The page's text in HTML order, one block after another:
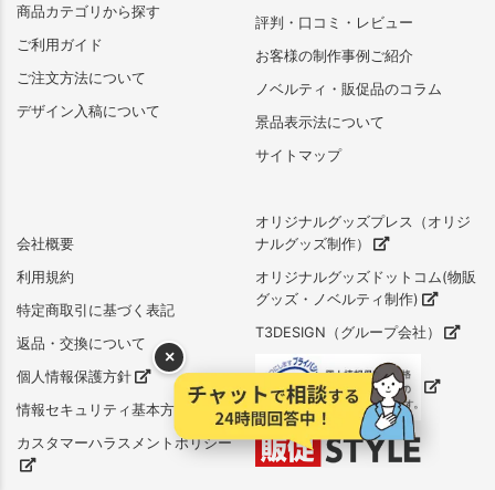
商品カテゴリから探す
ご利用ガイド
ご注文方法について
デザイン入稿について
会社概要
利用規約
特定商取引に基づく表記
返品・交換について
個人情報保護方針
情報セキュリティ基本方針
カスタマーハラスメントポリシー
評判・口コミ・レビュー
お客様の制作事例ご紹介
ノベルティ・販促品のコラム
景品表示法について
サイトマップ
オリジナルグッズプレス（オリジ
ナルグッズ制作）
オリジナルグッズドットコム(物販
グッズ・ノベルティ制作)
T3DESIGN（グループ会社）
×